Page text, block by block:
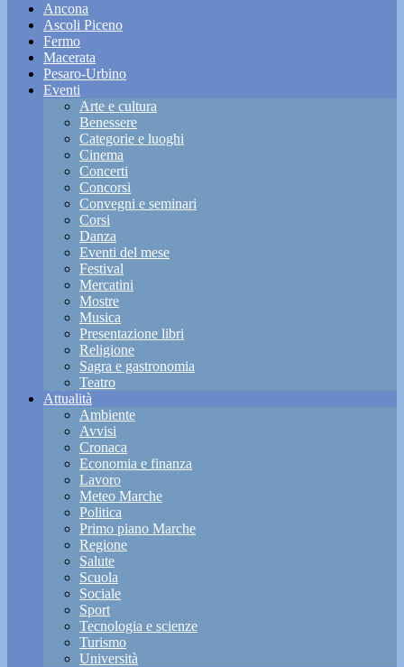
Ancona
Ascoli Piceno
Fermo
Macerata
Pesaro-Urbino
Eventi
Arte e cultura
Benessere
Categorie e luoghi
Cinema
Concerti
Concorsi
Convegni e seminari
Corsi
Danza
Eventi del mese
Festival
Mercatini
Mostre
Musica
Presentazione libri
Religione
Sagra e gastronomia
Teatro
Attualità
Ambiente
Avvisi
Cronaca
Economia e finanza
Lavoro
Meteo Marche
Politica
Primo piano Marche
Regione
Salute
Scuola
Sociale
Sport
Tecnologia e scienze
Turismo
Università